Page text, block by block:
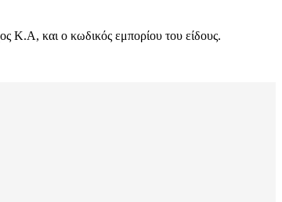
Κ.Α, και ο κωδικός εμπορίου του είδους.